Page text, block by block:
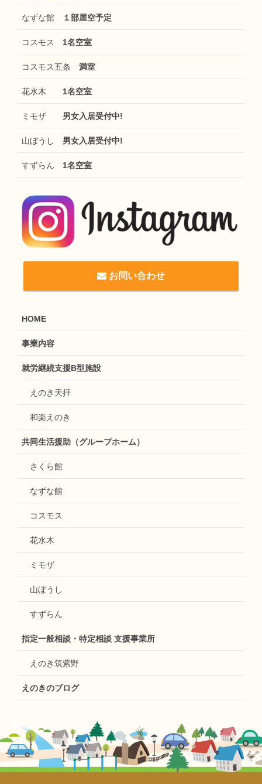
なずな館 １部屋空予定
コスモス 1名空室
コスモス五条 満室
花水木 1名空室
ミモザ 男女入居受付中!
山ぼうし 男女入居受付中!
すずらん 1名空室
お問い合わせ
HOME
事業内容
就労継続支援B型施設
えのき天拝
和楽えのき
共同生活援助（グループホーム）
さくら館
なずな館
コスモス
花水木
ミモザ
山ぼうし
すずらん
指定一般相談・特定相談 支援事業所
えのき筑紫野
えのきのブログ